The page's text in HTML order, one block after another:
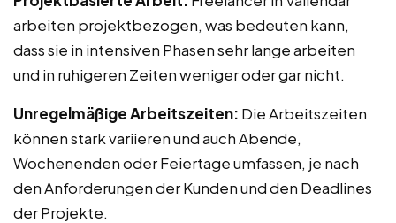
arbeiten projektbezogen, was bedeuten kann,
dass sie in intensiven Phasen sehr lange arbeiten
und in ruhigeren Zeiten weniger oder gar nicht.
Unregelmäßige Arbeitszeiten: Die Arbeitszeiten
können stark variieren und auch Abende,
Wochenenden oder Feiertage umfassen, je nach
den Anforderungen der Kunden und den Deadlines
der Projekte.